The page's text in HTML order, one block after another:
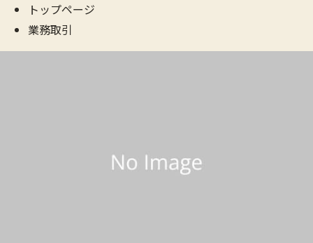
トップページ
業務取引